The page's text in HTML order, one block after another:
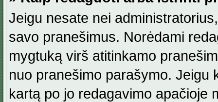
Jeigu nesate nei
savo pranešimus. Norėdami
mygtuką virš atitinkamo
nuo pranešimo parašymo. Jeigu
kartą po jo redagavimo apačioje